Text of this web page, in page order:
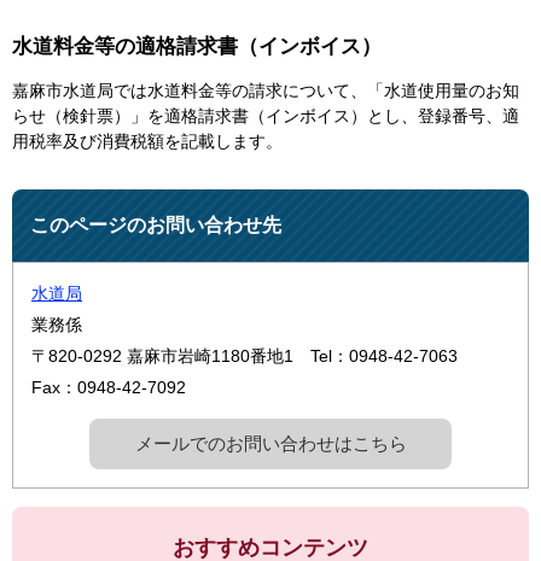
水道料金等の適格請求書（インボイス）
嘉麻市水道局では水道料金等の請求について、「水道使用量のお知
らせ（検針票）」を適格請求書（インボイス）とし、登録番号、適
用税率及び消費税額を記載します。
このページのお問い合わせ先
水道局
業務係
〒820-0292 嘉麻市岩崎1180番地1
Tel：0948-42-7063
Fax：0948-42-7092
メールでのお問い合わせはこちら
おすすめコンテンツ